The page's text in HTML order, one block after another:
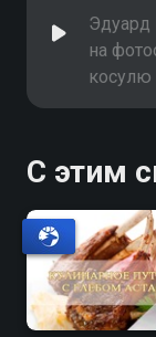
Эдуард
на
косулю
С этим